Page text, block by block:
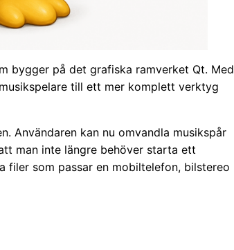
bygger på det grafiska ramverket Qt. Med
till ett mer komplett verktyg
Användaren kan nu omvandla musikspår
man inte längre behöver starta ett
filer som passar en mobiltelefon, bilstereo